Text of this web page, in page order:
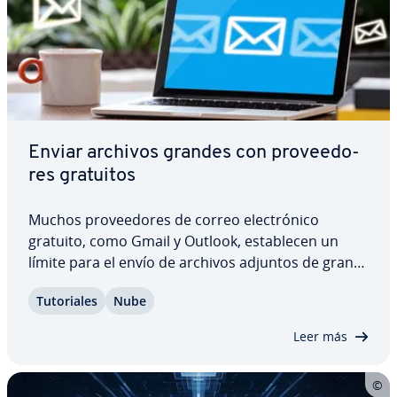
Enviar archivos grandes con pro­vee­do­
res gratuitos
Muchos pro­vee­do­res de correo ele­c­tró­ni­co
gratuito, como Gmail y Outlook, es­ta­ble­cen un
límite para el envío de archivos adjuntos de gran
grandes, puedes utilizar servicios gratuitos de in­
Tu­to­ria­les Nube
Leer más